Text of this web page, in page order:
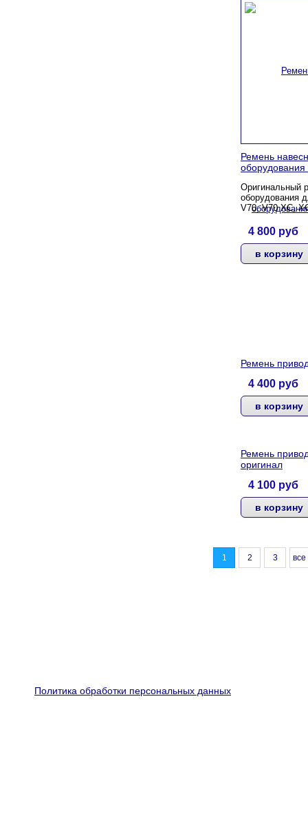
Ремень
Оригинальный
оборудования
V70, V70 XC,
4 800 руб
Ремень
4 400 руб
Ремень
оригинал
4 100 руб
1 2 3 все
Политика обработки персональных данных